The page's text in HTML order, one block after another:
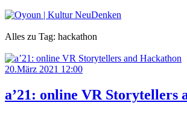
Alles zu Tag: hackathon
20.März 2021 12:00
a’21: online VR Storytellers